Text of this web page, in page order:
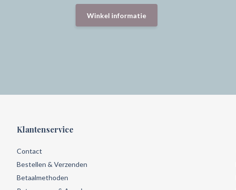
Winkel informatie
Klantenservice
Contact
Bestellen & Verzenden
Betaalmethoden